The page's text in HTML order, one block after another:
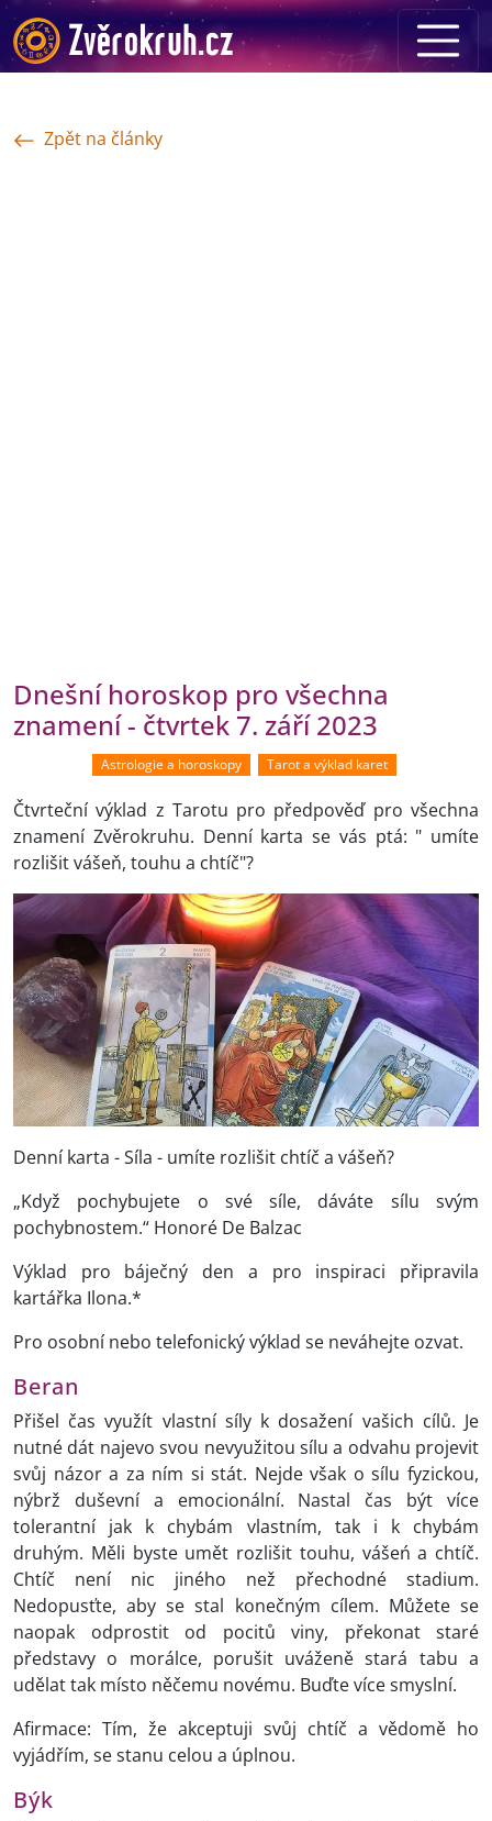
Zpět na články
Dnešní horoskop pro všechna
znamení - čtvrtek 7. září 2023
Astrologie a horoskopy Tarot a výklad karet
Čtvrteční výklad z Tarotu pro předpověď pro všechna
znamení Zvěrokruhu. Denní karta se vás ptá: " umíte
rozlišit vášeň, touhu a chtíč"?
Denní karta - Síla - umíte rozlišit chtíč a vášeň?
„Když pochybujete o své síle, dáváte sílu svým
pochybnostem.“ Honoré De Balzac
Výklad pro báječný den a pro inspiraci připravila
kartářka Ilona.*
Pro osobní nebo telefonický výklad se neváhejte ozvat.
Beran
Přišel čas využít vlastní síly k dosažení vašich cílů. Je
nutné dát najevo svou nevyužitou sílu a odvahu projevit
svůj názor a za ním si stát. Nejde však o sílu fyzickou,
nýbrž duševní a emocionální. Nastal čas být více
tolerantní jak k chybám vlastním, tak i k chybám
druhým. Měli byste umět rozlišit touhu, vášeń a chtíč.
Chtíč není nic jiného než přechodné stadium.
Nedopusťte, aby se stal konečným cílem. Můžete se
naopak odprostit od pocitů viny, překonat staré
představy o morálce, porušit uváženě stará tabu a
udělat tak místo něčemu novému. Buďte více smyslní.
Afirmace: Tím, že akceptuji svůj chtíč a vědomě ho
vyjádřím, se stanu celou a úplnou.
Býk